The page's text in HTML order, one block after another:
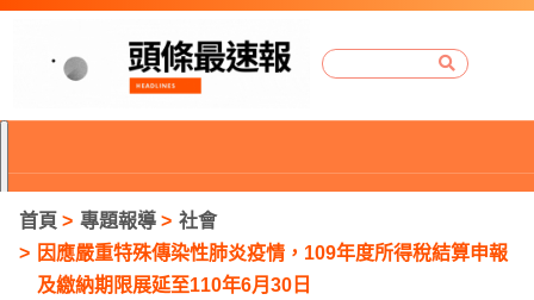
首頁 專題報導
社會
因應嚴重特殊傳染性肺炎疫情，109年度所得稅結算申報
及繳納期限展延至110年6月30日